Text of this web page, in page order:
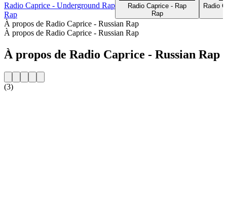
Radio Caprice - Underground Rap
Rap
Radio Caprice - Rap
Rap
Radio
À propos de Radio Caprice - Russian Rap
À propos de Radio Caprice - Russian Rap
À propos de Radio Caprice - Russian Rap
(3)